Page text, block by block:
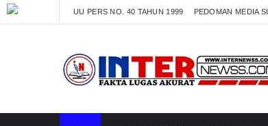
UU PERS NO. 40 TAHUN 1999 PEDOMAN MEDIA